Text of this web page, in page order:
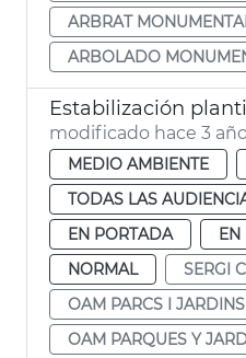
ARBRAT
ARBOLADO
modificado hace 3
MEDIO AMBIENTE
TODAS LAS
EN PORTADA
EN
NORMAL
SERGI
OAM PARCS I JARDINS
OAM PARQUES Y